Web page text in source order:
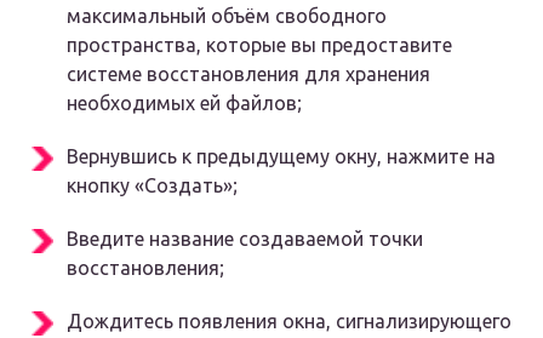
максимальный объём свободного
пространства, которые вы предоставите
системе восстановления для хранения
необходимых ей файлов;
Вернувшись к предыдущему окну, нажмите на
кнопку «Создать»;
Введите название создаваемой точки
восстановления;
Дождитесь появления окна, сигнализирующего